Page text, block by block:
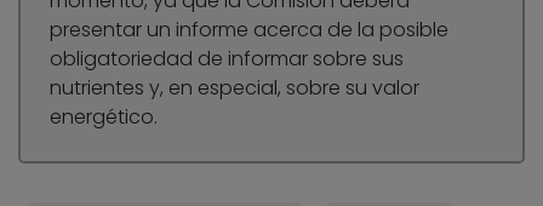
presentar un informe acerca de la posible
obligatoriedad de informar sobre sus
nutrientes y, en especial, sobre su valor
energético.